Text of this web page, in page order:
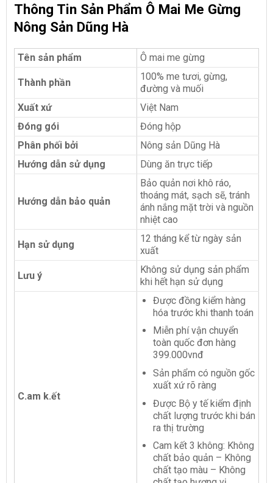
Thông Tin Sản Phẩm Ô Mai Me Gừng
Nông Sản Dũng Hà
Tên sản phẩm Ô mai me gừng
Thành phần
100% me tươi, gừng,
đường và muối
Xuất xứ
Việt Nam
Đóng gói
Đóng hộp
Phân phối bởi
Nông sản Dũng Hà
Hướng dẫn sử dụng
Dùng ăn trực tiếp
Hướng dẫn bảo quản
Bảo quản nơi khô ráo,
thoáng mát, sạch sẽ, tránh
ánh nắng mặt trời và nguồn
nhiệt cao
Hạn sử dụng
12 tháng kể từ ngày sản
xuất
Lưu ý
Không sử dụng sản phẩm
khi hết hạn sử dụng
C.am k.ết
Được đồng kiểm hàng
hóa trước khi thanh toán
Miễn phí vận chuyển
toàn quốc đơn hàng
399.000vnđ
Sản phẩm có nguồn gốc
xuất xứ rõ ràng
Được Bộ y tế kiểm định
chất lượng trước khi bán
ra thị trường
Cam kết 3 không: Không
chất bảo quản – Không
chất tạo màu – Không